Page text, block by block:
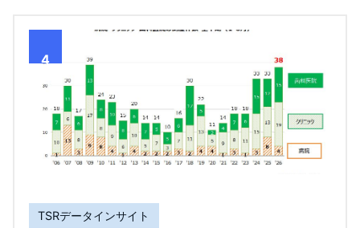
4
TSRデータインサイト